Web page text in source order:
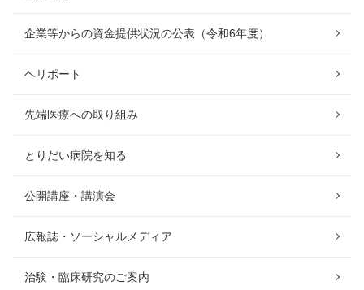
企業等からの資金提供状況の公表（令和6年度）
ヘリポート
先端医療への取り組み
とりだい病院を知る
公開講座・講演会
広報誌・ソーシャルメディア
治験・臨床研究のご案内